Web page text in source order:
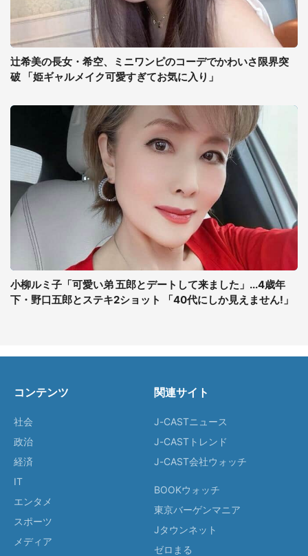
辻希美の長女・希空、ミニワンピのコーデでかわいさ限界突
破 「姫ギャルメイク可愛すぎてお気に入り」
小柳ルミ子「可愛い弟 五郎とデートして来ました」...4歳年
下・野口五郎とステキ2ショット 「40代にしか見えません!」
コンテンツ
社会
政治
経済
IT
エンタメ
スポーツ
メディア
関連サイト
J-CASTニュース
J-CASTトレンド
J-CAST会社ウォッチ
BOOKウォッチ
東京バーゲンマニア
Jタウンネット
ゼロまる